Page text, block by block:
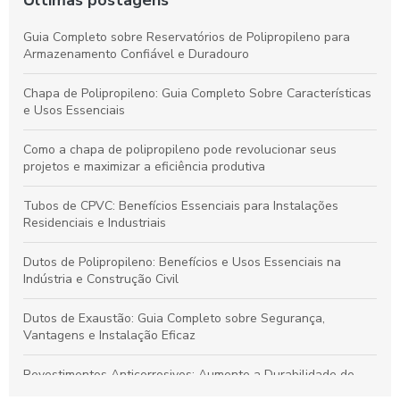
Guia Completo sobre Reservatórios de Polipropileno para
Armazenamento Confiável e Duradouro
Chapa de Polipropileno: Guia Completo Sobre Características
e Usos Essenciais
Como a chapa de polipropileno pode revolucionar seus
projetos e maximizar a eficiência produtiva
Tubos de CPVC: Benefícios Essenciais para Instalações
Residenciais e Industriais
Dutos de Polipropileno: Benefícios e Usos Essenciais na
Indústria e Construção Civil
Dutos de Exaustão: Guia Completo sobre Segurança,
Vantagens e Instalação Eficaz
Revestimentos Anticorrosivos: Aumente a Durabilidade de